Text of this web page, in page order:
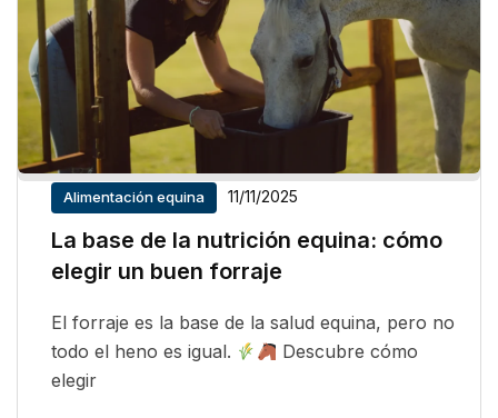
Alimentación equina 11/11/2025
La base de la nutrición equina: cómo
elegir un buen forraje
El forraje es la base de la salud equina, pero no
todo el heno es igual.
Descubre cómo
elegir